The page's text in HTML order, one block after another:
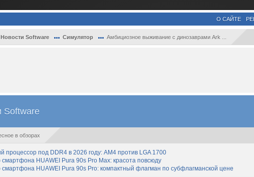
О САЙТЕ
Новости Software Симулятор Амбициозное выживание с динозаврами Ark ...
Software
в обзорах
процессор под DDR4 в 2026 году: AM4 против LGA 1700
HUAWEI Pura 90s Pro Max: красота повсюду
смартфона HUAWEI Pura 90s Pro: компактный флагман по субфлагманской цене